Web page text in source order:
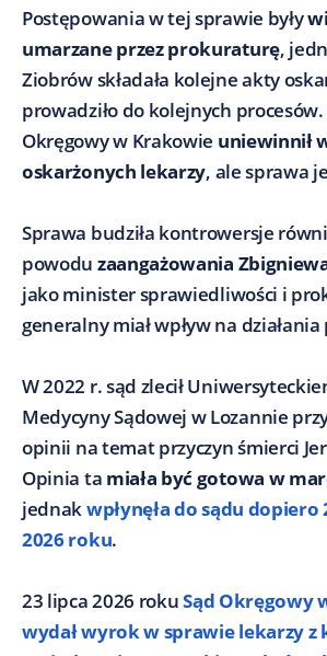
Postępowania w tej sprawie były
umarzane przez prokuraturę,
Ziobrów składała kolejne akty
prowadziło do kolejnych procesów.
Okręgowy w Krakowie uniewinnił
oskarżonych lekarzy, ale sprawa
Sprawa budziła kontrowersje
powodu zaangażowania
jako minister sprawiedliwości i
generalny miał wpływ na
W 2022 r. sąd zlecił
Medycyny Sądowej w Lozannie
opinii na temat przyczyn śmierci
Opinia ta miała być gotowa w
jednakwpłynęła do sądu
2026 roku.
23 lipca 2026 rokuSąd Okręgowy
wydał wyrok w sprawie lekarzy